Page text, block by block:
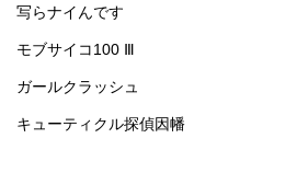
写らナイんです
モブサイコ100 Ⅲ
ガールクラッシュ
キューティクル探偵因幡